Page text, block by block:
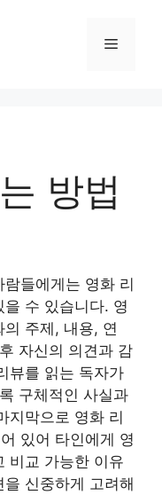
Menu
방법
들에게는 영화 리
수 있습니다. 영
주제, 내용, 연
자신의 의견과 감
뷰를 읽는 독자가
구체적인 사실과
지막으로 영화 리
있어 타인에게 영
비교 가능한 이유
신중하게 고려해